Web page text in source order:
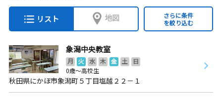
リスト 地図
さらに条件
を絞り込む
象潟中央教室
月 火 水 木 金 土
日
0歳～高校生
秋田県にかほ市象潟町５丁目塩越２２－１